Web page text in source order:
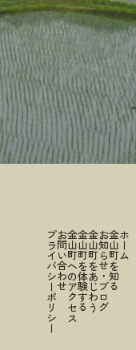
ホーム
金山町を知る
お知らせ・ブログ
金山町をあじわう
金山町を体験する
金山町へのアクセス
お問い合わせ
プライバシーポリシー